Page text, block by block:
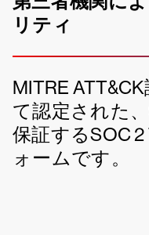
リティ
MITRE
て認定された
保証するSOC
ォームです。